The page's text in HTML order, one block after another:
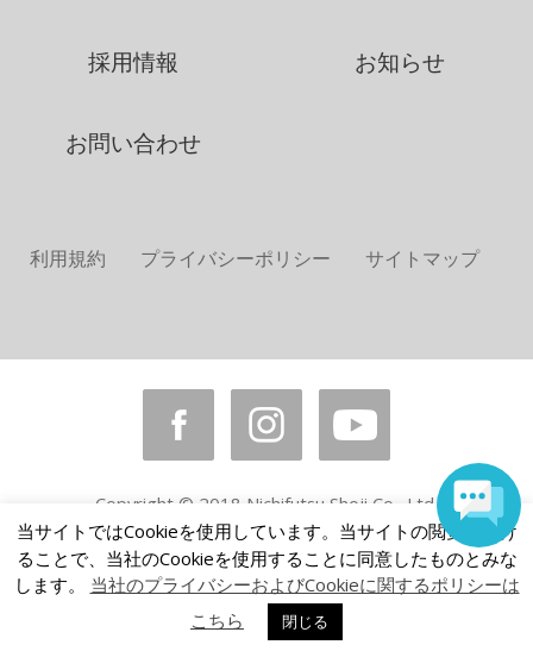
採用情報 お知らせ
お問い合わせ
利用規約 プライバシーポリシー サイトマップ
Copyright © 2018 Nichifutsu Shoji Co., Ltd.
All rights reserved.
当サイトではCookieを使用しています。当サイトの閲覧を続け
ることで、当社のCookieを使用することに同意したものとみな
します。 当社のプライバシーおよびCookieに関するポリシーは
こちら
閉じる